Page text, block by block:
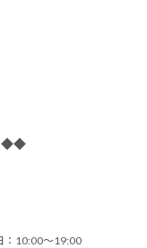
◆◆
10:00～19:00